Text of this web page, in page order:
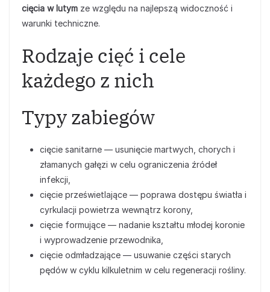
cięcia w lutym ze względu na najlepszą widoczność i
warunki techniczne.
Rodzaje cięć i cele
każdego z nich
Typy zabiegów
cięcie sanitarne — usunięcie martwych, chorych i
złamanych gałęzi w celu ograniczenia źródeł
infekcji,
cięcie prześwietlające — poprawa dostępu światła i
cyrkulacji powietrza wewnątrz korony,
cięcie formujące — nadanie kształtu młodej koronie
i wyprowadzenie przewodnika,
cięcie odmładzające — usuwanie części starych
pędów w cyklu kilkuletnim w celu regeneracji rośliny.